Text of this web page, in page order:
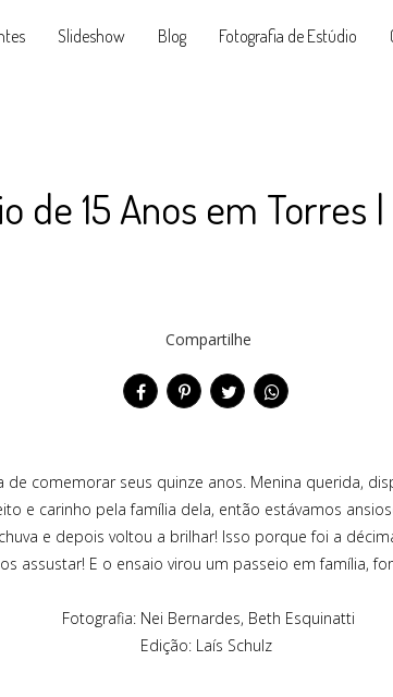
Slideshow Blog Fotografia de Estúdio
de 15 Anos em Torres
Compartilhe
de comemorar seus quinze anos. Menina querida,
e carinho pela família dela, então estávamos
e depois voltou a brilhar! Isso porque foi a
assustar! E o ensaio virou um passeio em família,
Fotografia: Nei Bernardes, Beth Esquinatti
Edição: Laís Schulz